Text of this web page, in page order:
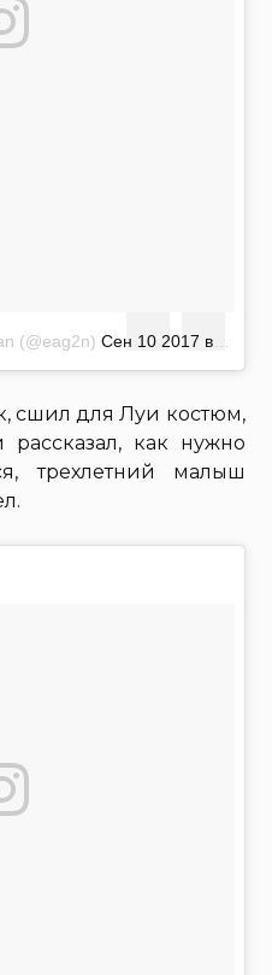
(@eag2n) Сен 10 2017 в 6:41 PDT
сшил для Луи костюм,
как нужно
трехлетний малыш